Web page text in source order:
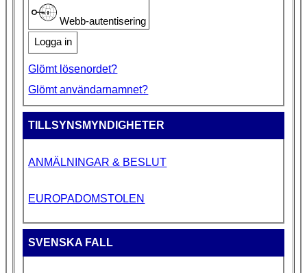
Webb-autentisering
Logga in
Glömt lösenordet?
Glömt användarnamnet?
TILLSYNSMYNDIGHETER
ANMÄLNINGAR & BESLUT
EUROPADOMSTOLEN
SVENSKA FALL